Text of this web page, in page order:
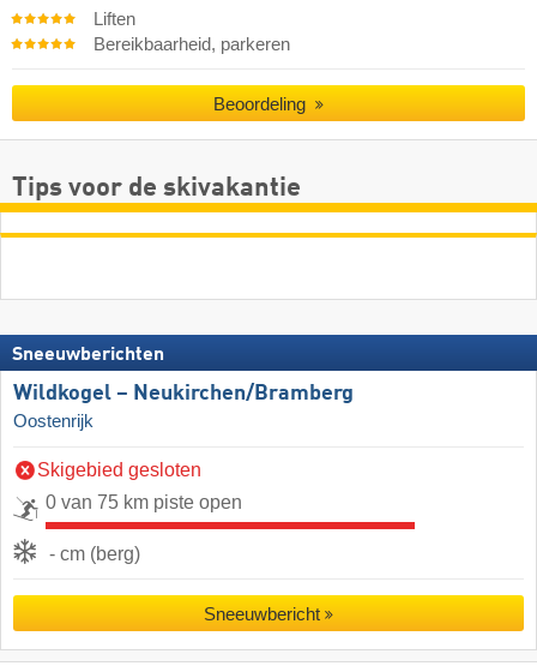
Liften
Bereikbaarheid, parkeren
Beoordeling
Tips voor de skivakantie
Sneeuwberichten
Wildkogel – Neukirchen/​Bramberg
Oostenrijk
Skigebied gesloten
0 van 75 km piste open
- cm (berg)
Sneeuwbericht